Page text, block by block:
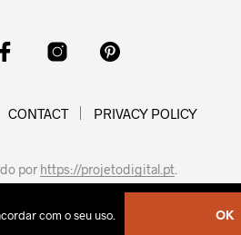
CONTACT PRIVACY POLICY
por https://projetodigital.pt
com o seu uso. OK